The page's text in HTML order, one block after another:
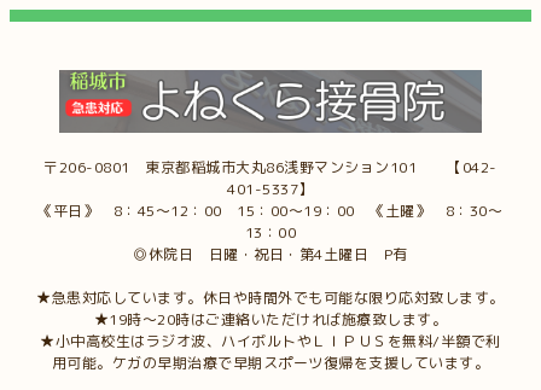
〒206-0801 東京都稲城市大丸86浅野マンション101 【042-
401-5337】
《平日》 8：45～12：00 15：00～19：00 《土曜》 8：30～
13：00
◎休院日 日曜・祝日・第4土曜日 P有
★急患対応しています。休日や時間外でも可能な限り応対致します。
★19時～20時はご連絡いただければ施療致します。
★小中高校生はラジオ波、ハイボルトやＬＩＰＵＳを無料/半額で利
用可能。ケガの早期治療で早期スポーツ復帰を支援しています。